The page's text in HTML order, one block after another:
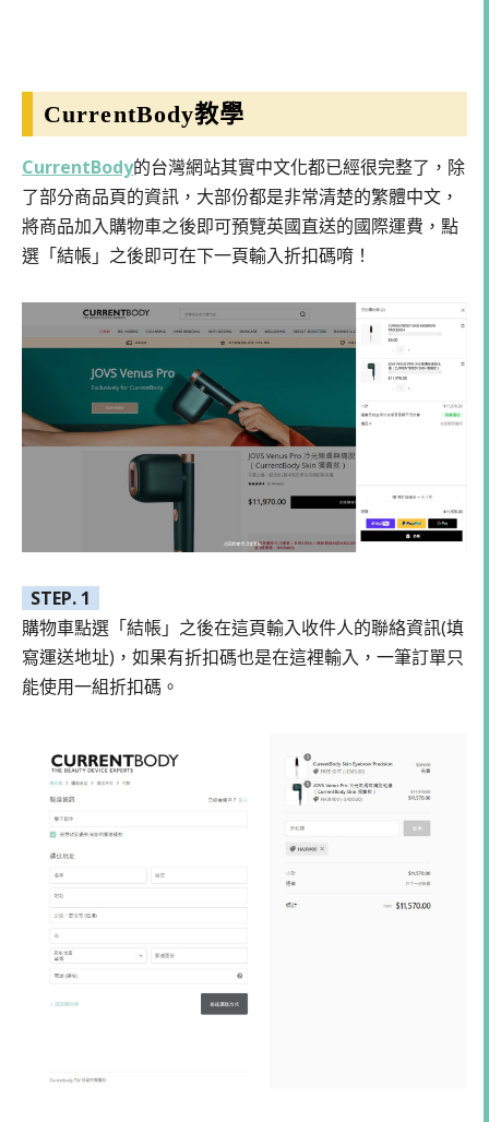
CurrentBody教學
CurrentBody的台灣網站其實中文化都已經很完整了，除
了部分商品頁的資訊，大部份都是非常清楚的繁體中文，
將商品加入購物車之後即可預覽英國直送的國際運費，點
選「結帳」之後即可在下一頁輸入折扣碼唷！
STEP. 1
購物車點選「結帳」之後在這頁輸入收件人的聯絡資訊(填
寫運送地址)，如果有折扣碼也是在這裡輸入，一筆訂單只
能使用一組折扣碼。